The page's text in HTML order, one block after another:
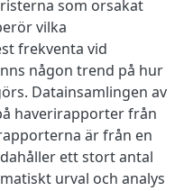
som orsakat
vilka
frekventa vid
någon trend på hur
Datainsamlingen av
haverirapporter från
är från en
ett stort antal
urval och analys